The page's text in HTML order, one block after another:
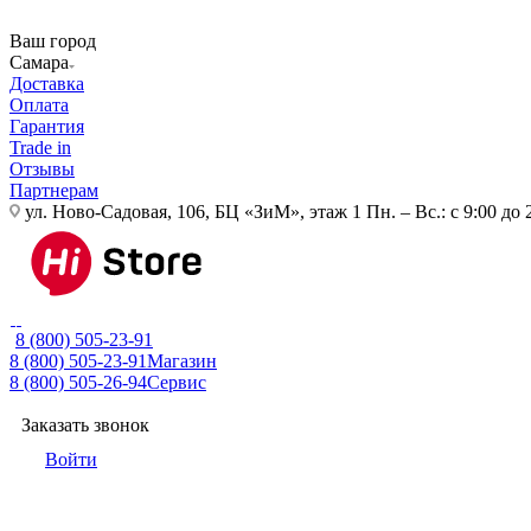
Ваш город
Самара
Доставка
Оплата
Гарантия
Trade in
Отзывы
Партнерам
ул. Ново-Садовая, 106, БЦ «ЗиМ», этаж 1 Пн. – Вс.: с 9:00 до
8 (800) 505-23-91
8 (800) 505-23-91Магазин
8 (800) 505-26-94Сервис
Заказать звонок
Войти